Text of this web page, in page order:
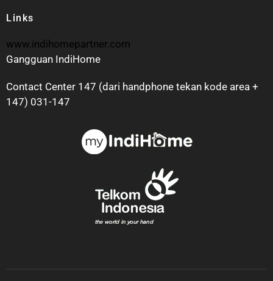
Links
www.indihomepartner.com
Gangguan IndiHome
Contact Center 147 (dari handphone tekan kode area +
147) 031-147